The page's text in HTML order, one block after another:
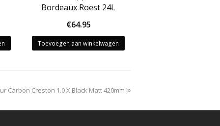
Bordeaux Roest 24L
€64.95
Toevoegen aan winkelwagen
Carbon Creston 1.0 X Black Matt 420mm